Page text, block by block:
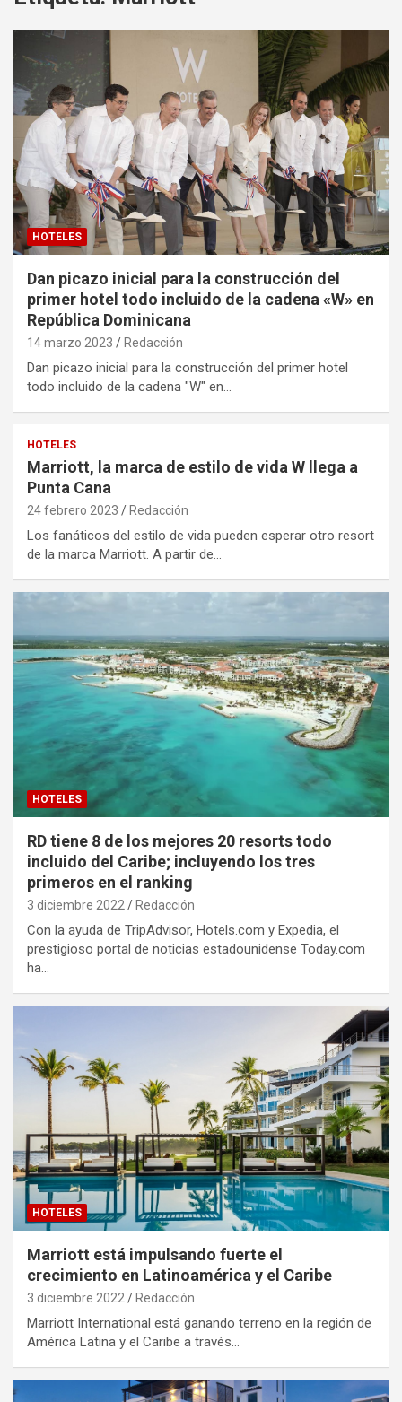
HOTELES
Dan picazo inicial para la construcción del
primer hotel todo incluido de la cadena «W» en
República Dominicana
14 marzo 2023 Redacción
Dan picazo inicial para la construcción del primer hotel
todo incluido de la cadena "W" en…
HOTELES
Marriott, la marca de estilo de vida W llega a
Punta Cana
24 febrero 2023 Redacción
Los fanáticos del estilo de vida pueden esperar otro resort
de la marca Marriott. A partir de…
HOTELES
RD tiene 8 de los mejores 20 resorts todo
incluido del Caribe; incluyendo los tres
primeros en el ranking
3 diciembre 2022 Redacción
Con la ayuda de TripAdvisor, Hotels.com y Expedia, el
prestigioso portal de noticias estadounidense Today.com
ha…
HOTELES
Marriott está impulsando fuerte el
crecimiento en Latinoamérica y el Caribe
3 diciembre 2022 Redacción
Marriott International está ganando terreno en la región de
América Latina y el Caribe a través…